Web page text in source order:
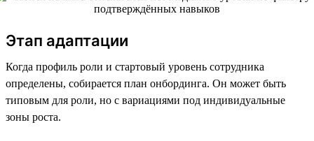
Этап адаптации
Когда профиль роли и стартовый уровень сотрудника
определены, собирается план онбординга. Он может быть
типовым для роли, но с вариациями под индивидуальные
зоны роста.